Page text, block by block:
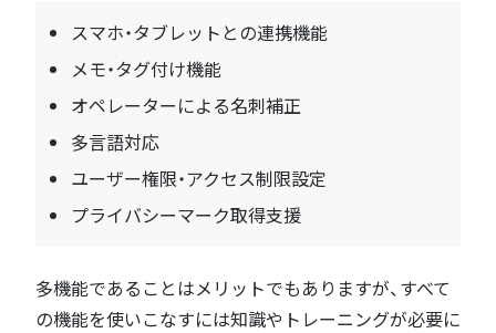
スマホ・タブレットとの連携機能
メモ・タグ付け機能
オペレーターによる名刺補正
多言語対応
ユーザー権限・アクセス制限設定
プライバシーマーク取得支援
多機能であることはメリットでもありますが、すべて
の機能を使いこなすには知識やトレーニングが必要に